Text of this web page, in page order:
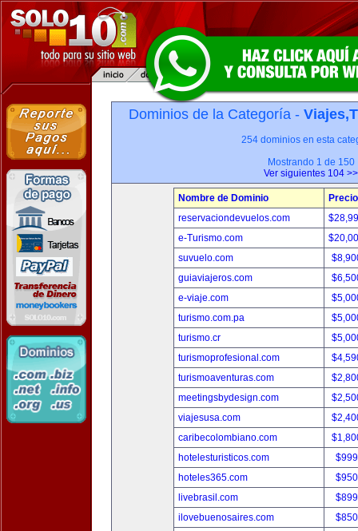
Dominios de la Categoría -
254 dominios en esta
Mostrando 1 de 150
Ver siguientes 104 >>
Nombre de Dominio
Precio
reservaciondevuelos.com
e-Turismo.com
suvuelo.com
guiaviajeros.com
e-viaje.com
turismo.com.pa
turismo.cr
turismoprofesional.com
turismoaventuras.com
meetingsbydesign.com
viajesusa.com
caribecolombiano.com
hotelesturisticos.com
hoteles365.com
livebrasil.com
ilovebuenosaires.com